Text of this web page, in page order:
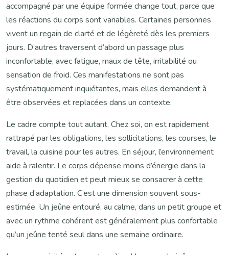
accompagné par une équipe formée change tout, parce que
les réactions du corps sont variables. Certaines personnes
vivent un regain de clarté et de légèreté dès les premiers
jours. D’autres traversent d’abord un passage plus
inconfortable, avec fatigue, maux de tête, irritabilité ou
sensation de froid. Ces manifestations ne sont pas
systématiquement inquiétantes, mais elles demandent à
être observées et replacées dans un contexte.
Le cadre compte tout autant. Chez soi, on est rapidement
rattrapé par les obligations, les sollicitations, les courses, le
travail, la cuisine pour les autres. En séjour, l’environnement
aide à ralentir. Le corps dépense moins d’énergie dans la
gestion du quotidien et peut mieux se consacrer à cette
phase d’adaptation. C’est une dimension souvent sous-
estimée. Un jeûne entouré, au calme, dans un petit groupe et
avec un rythme cohérent est généralement plus confortable
qu’un jeûne tenté seul dans une semaine ordinaire.